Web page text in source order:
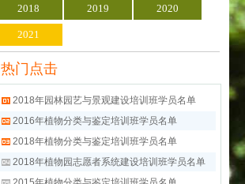
2018 2019 2020
2021
热门点击
2018年园林园艺与景观建设培训班学员名单
2016年植物分类与鉴定培训班学员名单
2018年植物分类与鉴定培训班学员名单
2018年植物园志愿者系统建设培训班学员名单